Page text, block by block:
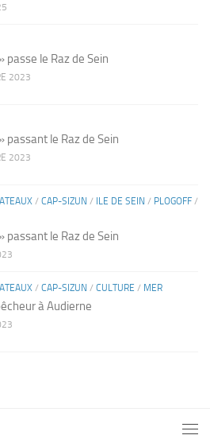
passe le Raz de Sein
2023
passant le Raz de Sein
2023
/ CAP-SIZUN / ILE DE SEIN / PLOGOFF /
passant le Raz de Sein
/ CAP-SIZUN / CULTURE / MER
à Audierne